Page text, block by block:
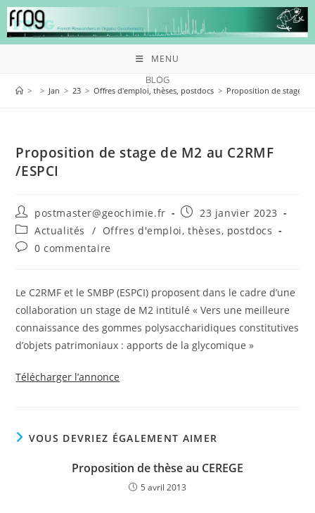
MENU
BLOG
> > Jan > 23 > Offres d'emploi, thèses, postdocs > Proposition de stage de
Proposition de stage de M2 au C2RMF
/ESPCI
postmaster@geochimie.fr
23 janvier 2023
Actualités
/ Offres d'emploi, thèses, postdocs
0 commentaire
Le C2RMF et le SMBP (ESPCI) proposent dans le cadre d’une
collaboration un stage de M2 intitulé « Vers une meilleure
connaissance des gommes polysaccharidiques constitutives
d’objets patrimoniaux : apports de la glycomique »
Télécharger l’annonce
VOUS DEVRIEZ ÉGALEMENT AIMER
Proposition de thèse au CEREGE
5 avril 2013